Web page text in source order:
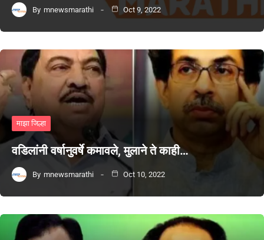
By mnewsmarathi Oct 9, 2022
माझा जिल्हा
वडिलांनी वर्षानुवर्षे कमावले, मुलाने ते काही…
By mnewsmarathi Oct 10, 2022